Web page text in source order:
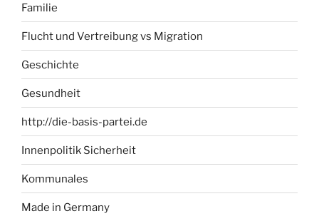
Familie
Flucht und Vertreibung vs Migration
Geschichte
Gesundheit
http://die-basis-partei.de
Innenpolitik Sicherheit
Kommunales
Made in Germany